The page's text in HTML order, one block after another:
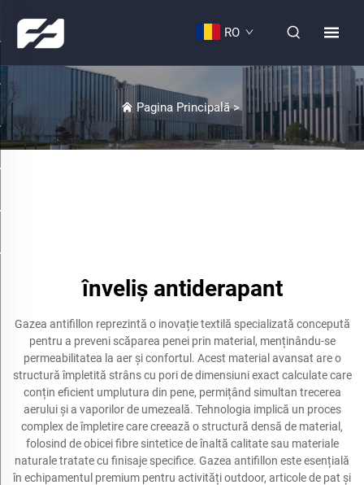
RO
Pagina Principală>
înveliș antiderapant
Gazea antifillon reprezintă o inovație textilă specializată concepută
pentru a preveni scăparea penei prin material, menținându-se
permeabilitatea la aer și confortul. Acest material avansat are o
structură împletită strâns cu pori de dimensiuni exact calculate care
conțin eficient umplutura din pene, permițând simultan trecerea
aerului și a vaporilor de umezeală. Tehnologia implică un proces
complex de împletire care creează o structură densă de material,
folosind de obicei fibre sintetice de înaltă calitate sau materiale
naturale tratate cu finisaje specifice. Gazea antifillon este esențială
în echipamentul premium pentru activități outdoor, articole de pat și